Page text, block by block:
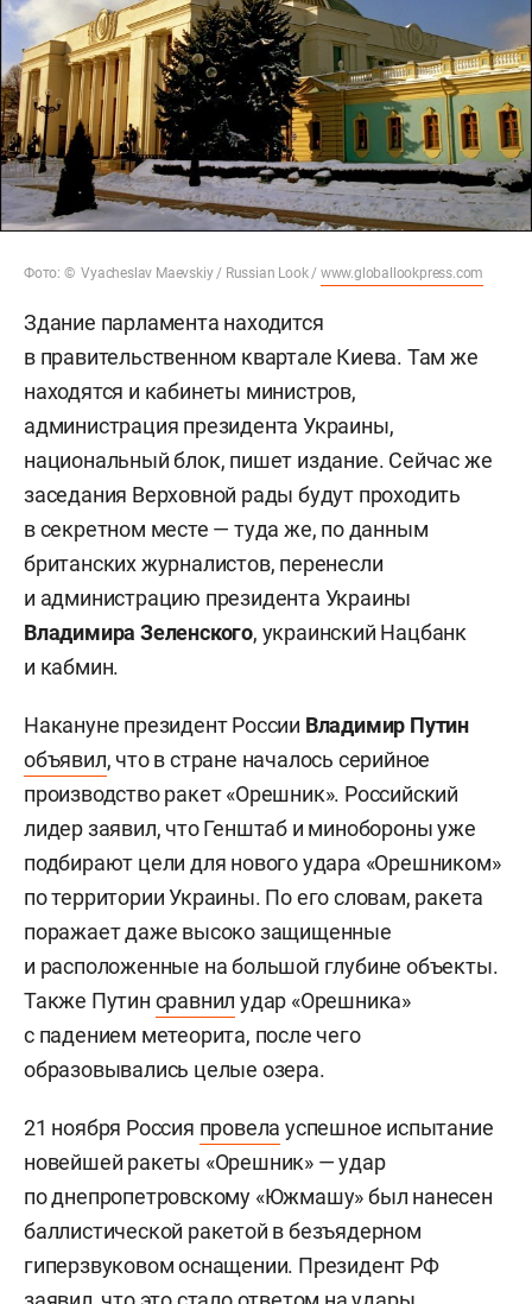
Фото: © Vyacheslav Maevskiy / Russian Look / www.globallookpress.com
Здание парламента находится
в правительственном квартале Киева. Там же
находятся и кабинеты министров,
администрация президента Украины,
национальный блок, пишет издание. Сейчас же
заседания Верховной рады будут проходить
в секретном месте — туда же, по данным
британских журналистов, перенесли
и администрацию президента Украины
Владимира Зеленского, украинский Нацбанк
и кабмин.
Накануне президент России Владимир Путин
объявил, что в стране началось серийное
производство ракет «Орешник». Российский
лидер заявил, что Генштаб и минобороны уже
подбирают цели для нового удара «Орешником»
по территории Украины. По его словам, ракета
поражает даже высоко защищенные
и расположенные на большой глубине объекты.
Также Путин сравнил удар «Орешника»
с падением метеорита, после чего
образовывались целые озера.
21 ноября Россия провела успешное испытание
новейшей ракеты «Орешник» — удар
по днепропетровскому «Южмашу» был нанесен
баллистической ракетой в безъядерном
гиперзвуковом оснащении. Президент РФ